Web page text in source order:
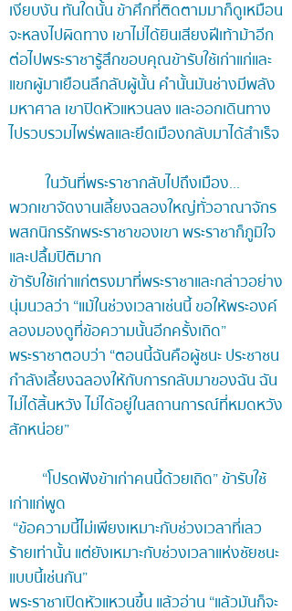
เงียบงัน ทันใดนั้น ข้าศึกที่ติดตามมาก็ดูเหมือน
จะหลงไปผิดทาง เขาไม่ได้ยินเสียงฝีเท้าม้าอีก
ต่อไปพระราชารู้สึกขอบคุณข้ารับใช้เก่าแก่และ
แขกผู้มาเยือนลึกลับผู้นั้น คำนั้นมันช่างมีพลัง
มหาศาล เขาปิดหัวแหวนลง และออกเดินทาง
ไปรวบรวมไพร่พลและยึดเมืองกลับมาได้สำเร็จ
ในวันที่พระราชากลับไปถึงเมือง...
พวกเขาจัดงานเลี้ยงฉลองใหญ่ทั่วอาณาจักร
พสกนิกรรักพระราชาของเขา พระราชาก็ภูมิใจ
และปลื้มปิติมาก
ข้ารับใช้เก่าแก่ตรงมาที่พระราชาและกล่าวอย่าง
นุ่มนวลว่า “แม้ในช่วงเวลาเช่นนี้ ขอให้พระองค์
ลองมองดูที่ข้อความนั้นอีกครั้งเถิด”
พระราชาตอบว่า “ตอนนี้ฉันคือผู้ชนะ ประชาชน
กำลังเลี้ยงฉลองให้กับการกลับมาของฉัน ฉัน
ไม่ได้สิ้นหวัง ไม่ได้อยู่ในสถานการณ์ที่หมดหวัง
สักหน่อย”
“โปรดฟังข้าเก่าคนนี้ด้วยเถิด” ข้ารับใช้
เก่าแก่พูด
“ข้อความนี้ไม่เพียงเหมาะกับช่วงเวลาที่เลว
ร้ายเท่านั้น แต่ยังเหมาะกับช่วงเวลาแห่งชัยชนะ
แบบนี้เช่นกัน”
พระราชาเปิดหัวแหวนขึ้น แล้วอ่าน “แล้วมันก็จะ